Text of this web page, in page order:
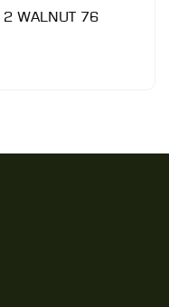
2 WALNUT 76